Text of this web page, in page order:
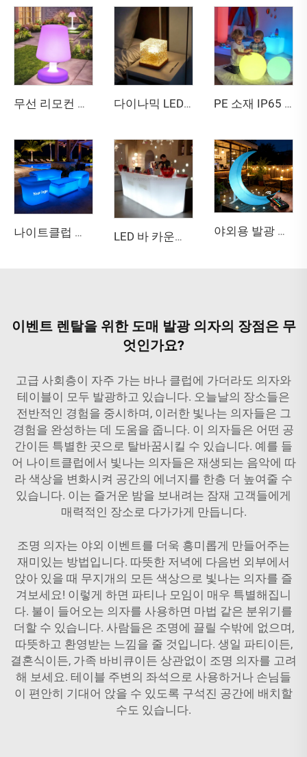
무선 리모컨 포함 16가지 RGB 색상 LED 장식용 테이블 램프 - 침실, 거실, 집 안 꾸미기에 적합한 밝기 조절 가능한 무드 조명 다이나믹 LED 물결 무늬 큐브 조명 - 리모컨 포함 RGB 크리스탈 무드 램프 PE 소재 IP65 고방수 및 고휘도 60cm RGB 풀컬러 LED 공 충전식 장시간 사용 실외 마당 장식 조명
나이트클럽 파티 장식용 커스터마이징 가능한 RGB 발광 LED 가구, 현대적인 바 스툴 및 실외 라운지용 조명 코크테일 테이블 LED 바 카운터 발광 플라스틱 가구 가정 및 실외 주방 정원 호텔 학교용 다기능 테이블 의자 세트 야외용 발광 스윙 LED 문 체어
이벤트 렌탈을 위한 도매 발광 의자의 장점은 무
엇인가요?
고급 사회층이 자주 가는 바나 클럽에 가더라도 의자와
테이블이 모두 발광하고 있습니다. 오늘날의 장소들은
전반적인 경험을 중시하며, 이러한 빛나는 의자들은 그
경험을 완성하는 데 도움을 줍니다. 이 의자들은 어떤 공
간이든 특별한 곳으로 탈바꿈시킬 수 있습니다. 예를 들
어 나이트클럽에서 빛나는 의자들은 재생되는 음악에 따
라 색상을 변화시켜 공간의 에너지를 한층 더 높여줄 수
있습니다. 이는 즐거운 밤을 보내려는 잠재 고객들에게
매력적인 장소로 다가가게 만듭니다.
조명 의자는 야외 이벤트를 더욱 흥미롭게 만들어주는
재미있는 방법입니다. 따뜻한 저녁에 다음번 외부에서
앉아 있을 때 무지개의 모든 색상으로 빛나는 의자를 즐
겨보세요! 이렇게 하면 파티나 모임이 매우 특별해집니
다. 불이 들어오는 의자를 사용하면 마법 같은 분위기를
더할 수 있습니다. 사람들은 조명에 끌릴 수밖에 없으며,
따뜻하고 환영받는 느낌을 줄 것입니다. 생일 파티이든,
결혼식이든, 가족 바비큐이든 상관없이 조명 의자를 고려
해 보세요. 테이블 주변의 좌석으로 사용하거나 손님들
이 편안히 기대어 앉을 수 있도록 구석진 공간에 배치할
수도 있습니다.